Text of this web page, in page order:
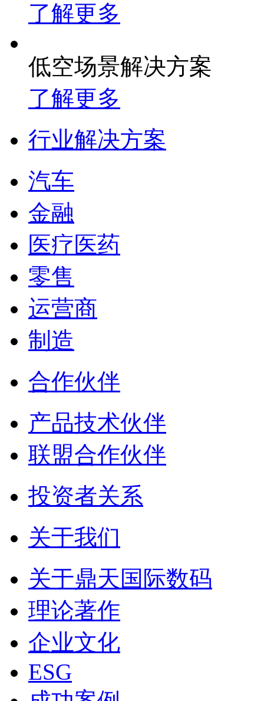
了解更多
低空场景解决方案
了解更多
行业解决方案
汽车
金融
医疗医药
零售
运营商
制造
合作伙伴
产品技术伙伴
联盟合作伙伴
投资者关系
关于我们
关于鼎天国际数码
理论著作
企业文化
ESG